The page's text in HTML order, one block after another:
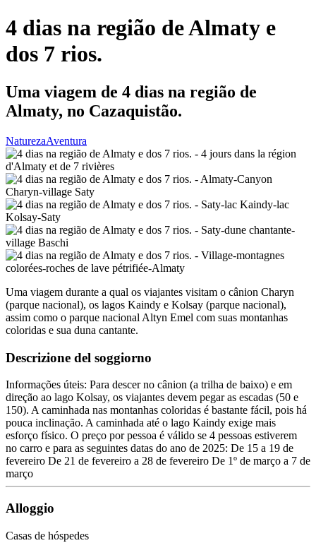
4 dias na região de Almaty e
dos 7 rios.
Uma viagem de 4 dias na região de
Almaty, no Cazaquistão.
NaturezaAventura
Uma viagem durante a qual os viajantes visitam o cânion Charyn
(parque nacional), os lagos Kaindy e Kolsay (parque nacional),
assim como o parque nacional Altyn Emel com suas montanhas
coloridas e sua duna cantante.
Descrizione del soggiorno
Informações úteis: Para descer no cânion (a trilha de baixo) e em
direção ao lago Kolsay, os viajantes devem pegar as escadas (50 e
150). A caminhada nas montanhas coloridas é bastante fácil, pois há
pouca inclinação. A caminhada até o lago Kaindy exige mais
esforço físico. O preço por pessoa é válido se 4 pessoas estiverem
no carro e para as seguintes datas do ano de 2025: De 15 a 19 de
fevereiro De 21 de fevereiro a 28 de fevereiro De 1º de março a 7 de
março
Alloggio
Casas de hóspedes